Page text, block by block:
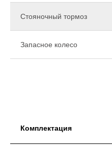
Стояночный тормоз
Запасное колесо
Комплектация